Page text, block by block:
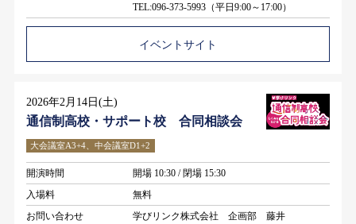
TEL:096-373-5993（平日9:00～17:00）
イベントサイト
2026年2月14日(土)
通信制高校・サポート校 合同相談会
大会議室A3+4、中会議室D1+2
開演時間
開場 10:30 / 閉場 15:30
入場料
無料
お問い合わせ
学びリンク株式会社 企画部 藤井